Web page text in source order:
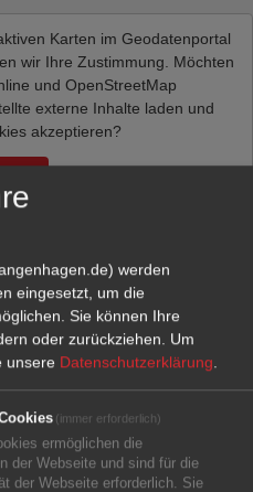
Karten im Geodatenportal
wir Ihre Zustimmung. Möchten
und OpenStreetMap
externe Inhalte laden und
akzeptieren?
werden
eingesetzt, um die
Sie können Ihre
oder zurückziehen. Um
unsere Datenschutzerklärung
(immer erforderlich)
ermöglichen die
der Webseite und sind für die
der Webseite erforderlich. Sie